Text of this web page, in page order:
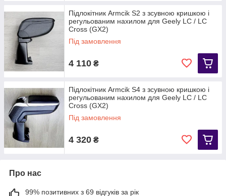
Підлокітник Armcik S2 з зсувною кришкою і
регульованим нахилом для Geely LC / LC
Cross (GX2)
Під замовлення
4 110 ₴
Підлокітник Armcik S4 з зсувною кришкою і
регульованим нахилом для Geely LC / LC
Cross (GX2)
Під замовлення
4 320 ₴
Про нас
99% позитивних з 69 відгуків за рік